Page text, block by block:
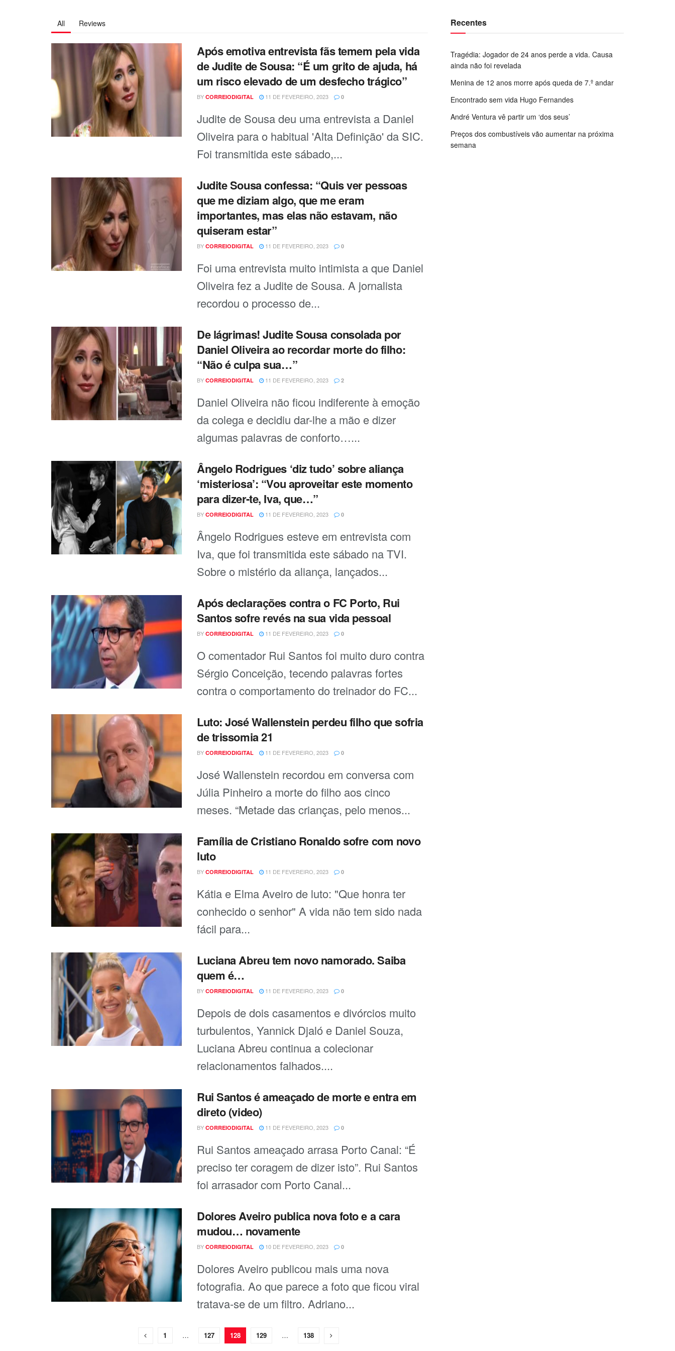
All Reviews
Após emotiva entrevista fãs temem pela vida
de Judite de Sousa: “É um grito de ajuda, há
um risco elevado de um desfecho trágico”
BY CORREIODIGITAL 11 DE FEVEREIRO, 2023 0
Judite de Sousa deu uma entrevista a Daniel
Oliveira para o habitual 'Alta Definição' da SIC.
Foi transmitida este sábado,...
Judite Sousa confessa: “Quis ver pessoas
que me diziam algo, que me eram
importantes, mas elas não estavam, não
quiseram estar”
BY CORREIODIGITAL 11 DE FEVEREIRO, 2023 0
Foi uma entrevista muito intimista a que Daniel
Oliveira fez a Judite de Sousa. A jornalista
recordou o processo de...
De lágrimas! Judite Sousa consolada por
Daniel Oliveira ao recordar morte do filho:
“Não é culpa sua…”
BY CORREIODIGITAL 11 DE FEVEREIRO, 2023 2
Daniel Oliveira não ficou indiferente à emoção
da colega e decidiu dar-lhe a mão e dizer
algumas palavras de conforto…...
Ângelo Rodrigues ‘diz tudo’ sobre aliança
‘misteriosa’: “Vou aproveitar este momento
para dizer-te, Iva, que…”
BY CORREIODIGITAL 11 DE FEVEREIRO, 2023 0
Ângelo Rodrigues esteve em entrevista com
Iva, que foi transmitida este sábado na TVI.
Sobre o mistério da aliança, lançados...
Após declarações contra o FC Porto, Rui
Santos sofre revés na sua vida pessoal
BY CORREIODIGITAL 11 DE FEVEREIRO, 2023 0
O comentador Rui Santos foi muito duro contra
Sérgio Conceição, tecendo palavras fortes
contra o comportamento do treinador do FC...
Luto: José Wallenstein perdeu filho que sofria
de trissomia 21
BY CORREIODIGITAL 11 DE FEVEREIRO, 2023 0
José Wallenstein recordou em conversa com
Júlia Pinheiro a morte do filho aos cinco
meses. “Metade das crianças, pelo menos...
Família de Cristiano Ronaldo sofre com novo
luto
BY CORREIODIGITAL 11 DE FEVEREIRO, 2023 0
Kátia e Elma Aveiro de luto: "Que honra ter
conhecido o senhor" A vida não tem sido nada
fácil para...
Luciana Abreu tem novo namorado. Saiba
quem é…
BY CORREIODIGITAL 11 DE FEVEREIRO, 2023 0
Depois de dois casamentos e divórcios muito
turbulentos, Yannick Djaló e Daniel Souza,
Luciana Abreu continua a colecionar
relacionamentos falhados....
Rui Santos é ameaçado de morte e entra em
direto (video)
BY CORREIODIGITAL 11 DE FEVEREIRO, 2023 0
Rui Santos ameaçado arrasa Porto Canal: “É
preciso ter coragem de dizer isto”. Rui Santos
foi arrasador com Porto Canal...
Dolores Aveiro publica nova foto e a cara
mudou… novamente
BY CORREIODIGITAL 10 DE FEVEREIRO, 2023 0
Dolores Aveiro publicou mais uma nova
fotografia. Ao que parece a foto que ficou viral
tratava-se de um filtro. Adriano...
1 … 127 128 129 … 138
Recentes
Tragédia: Jogador de 24 anos perde a vida. Causa
ainda não foi revelada
Menina de 12 anos morre após queda de 7.º andar
Encontrado sem vida Hugo Fernandes
André Ventura vê partir um ‘dos seus’
Preços dos combustíveis vão aumentar na próxima
semana